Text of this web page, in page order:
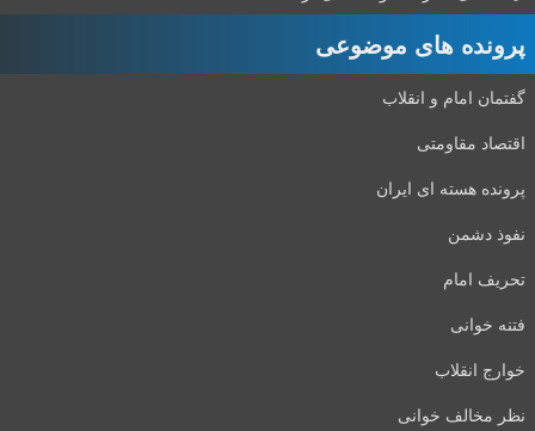
پرونده های موضوعی
گفتمان امام و انقلاب
اقتصاد مقاومتی
پرونده هسته ای ایران
نفوذ دشمن
تحریف امام
فتنه خوانی
خوارج انقلاب
نظر مخالف خوانی